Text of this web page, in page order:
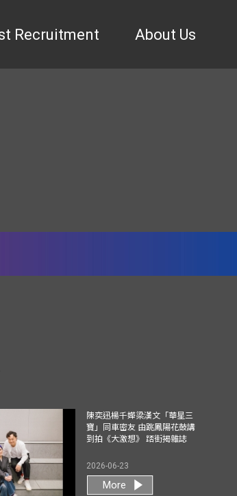
Recruitment About Us
陳奕迅楊千嬅梁漢文「華星三
寶」同車密友 由跳鳳陽花鼓講
到拍《大激想》 踎街揭雜誌
2026-06-23
More